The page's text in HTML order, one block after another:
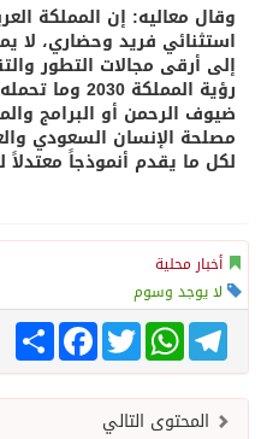
وقال معاليه: إن المملكة
استثنائي فريد وحضاري، لا
إلى أرقى مجالات التطور
رؤية المملكة
ضيوف الرحمن أو البرامج
مصلحة الإنسان السعودي
لكل ما يقدم أنموذجاً معتدلاً
أخبار محلية
لا يوجد وسوم
انشر
FacebookTwitter
WhatsAppTelegram
المحتوى التالي